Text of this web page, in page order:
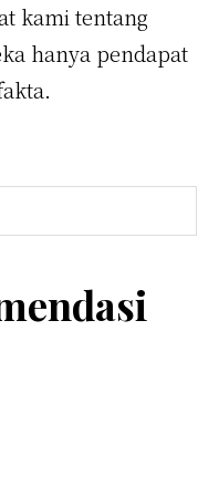
kami tentang
hanya pendapat